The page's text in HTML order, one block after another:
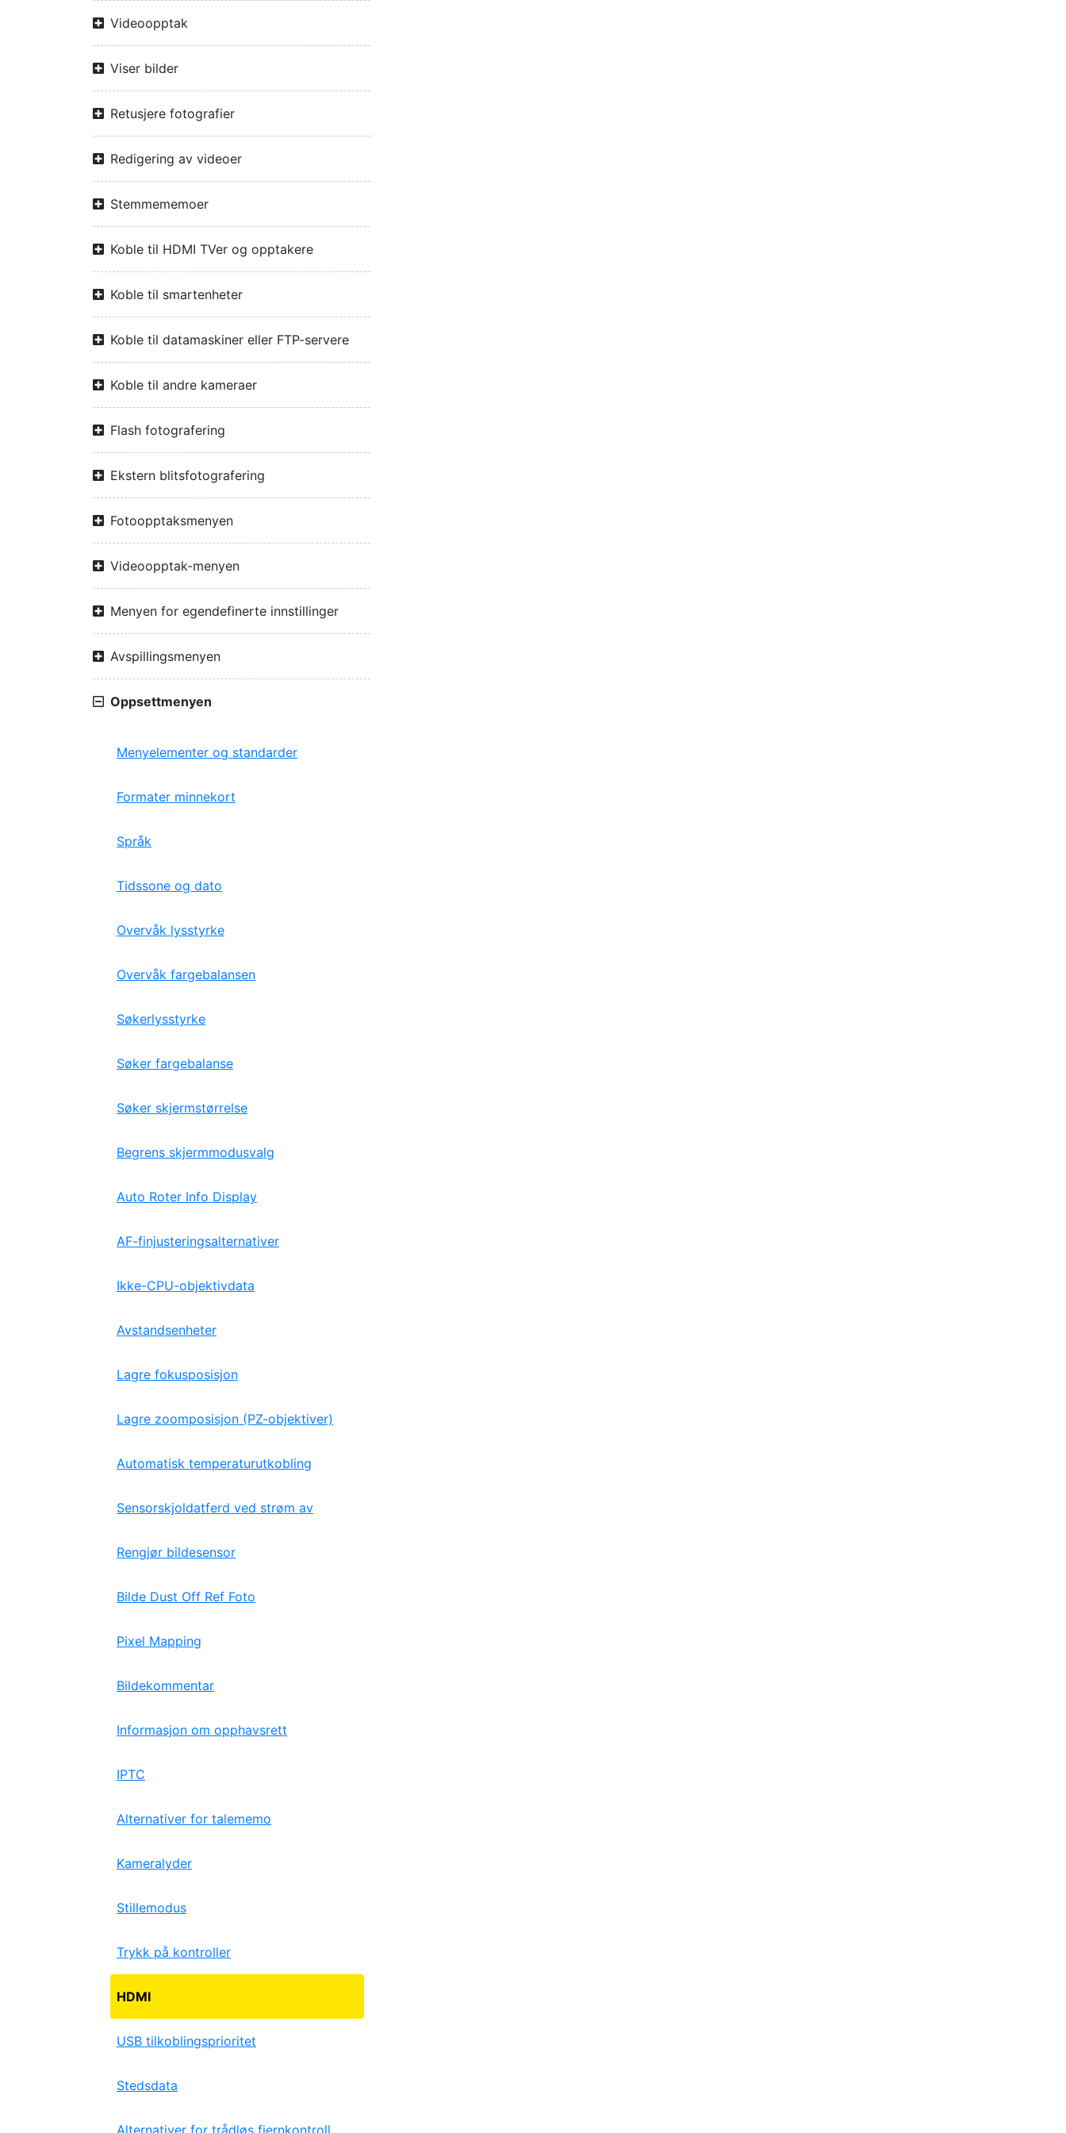
Videoopptak
Viser bilder
Retusjere fotografier
Redigering av videoer
Stemmememoer
Koble til HDMI TVer og opptakere
Koble til smartenheter
Koble til datamaskiner eller FTP-servere
Koble til andre kameraer
Flash fotografering
Ekstern blitsfotografering
Fotoopptaksmenyen
Videoopptak-menyen
Menyen for egendefinerte innstillinger
Avspillingsmenyen
Oppsettmenyen
Menyelementer og standarder
Formater minnekort
Språk
Tidssone og dato
Overvåk lysstyrke
Overvåk fargebalansen
Søkerlysstyrke
Søker fargebalanse
Søker skjermstørrelse
Begrens skjermmodusvalg
Auto Roter Info Display
AF-finjusteringsalternativer
Ikke-CPU-objektivdata
Avstandsenheter
Lagre fokusposisjon
Lagre zoomposisjon (PZ-objektiver)
Automatisk temperaturutkobling
Sensorskjoldatferd ved strøm av
Rengjør bildesensor
Bilde Dust Off Ref Foto
Pixel Mapping
Bildekommentar
Informasjon om opphavsrett
IPTC
Alternativer for talememo
Kameralyder
Stillemodus
Trykk på kontroller
HDMI
USB tilkoblingsprioritet
Stedsdata
Alternativer for trådløs fjernkontroll